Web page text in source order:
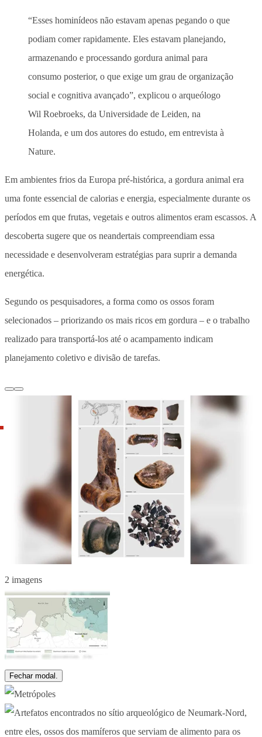
“Esses hominídeos não estavam apenas pegando o que
podiam comer rapidamente. Eles estavam planejando,
armazenando e processando gordura animal para
consumo posterior, o que exige um grau de organização
social e cognitiva avançado”, explicou o arqueólogo
Wil Roebroeks, da Universidade de Leiden, na
Holanda, e um dos autores do estudo, em entrevista à
Nature.
Em ambientes frios da Europa pré-histórica, a gordura animal era
uma fonte essencial de calorias e energia, especialmente durante os
períodos em que frutas, vegetais e outros alimentos eram escassos. A
descoberta sugere que os neandertais compreendiam essa
necessidade e desenvolveram estratégias para suprir a demanda
energética.
Segundo os pesquisadores, a forma como os ossos foram
selecionados – priorizando os mais ricos em gordura – e o trabalho
realizado para transportá-los até o acampamento indicam
planejamento coletivo e divisão de tarefas.
2 imagens
Fechar modal.